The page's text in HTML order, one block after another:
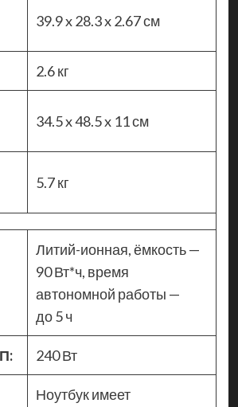
39.9 x 28.3 x 2.67 см
2.6 кг
34.5 x 48.5 x 11 см
5.7 кг
Литий-ионная, ёмкость —
90 Вт*ч, время
автономной работы —
до 5 ч
240 Вт
Ноутбук имеет